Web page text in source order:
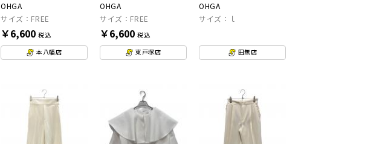
OHGA
サイズ：FREE
￥6,600 税込
本八幡店
OHGA
サイズ：FREE
￥6,600 税込
東戸塚店
OHGA
サイズ：ｌ
田無店